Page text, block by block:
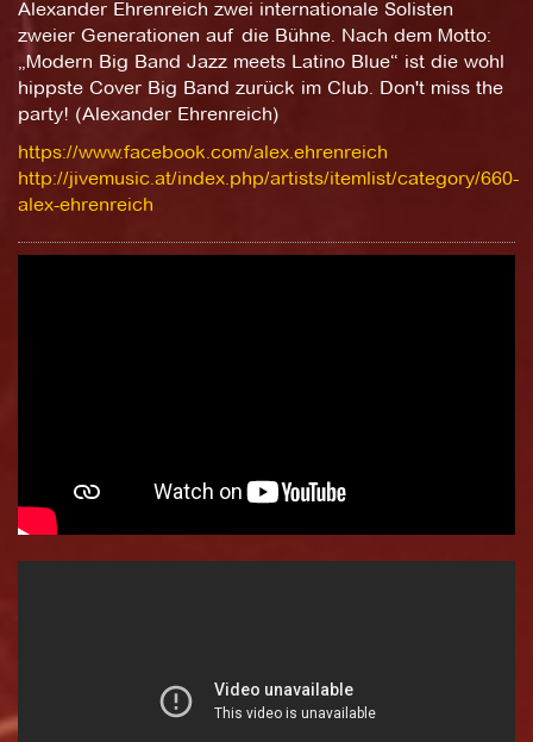
Alexander Ehrenreich zwei internationale Solisten
zweier Generationen auf die Bühne. Nach dem Motto:
„Modern Big Band Jazz meets Latino Blue“ ist die wohl
hippste Cover Big Band zurück im Club. Don't miss the
party! (Alexander Ehrenreich)
https://www.facebook.com/alex.ehrenreich
http://jivemusic.at/index.php/artists/itemlist/category/660-
alex-ehrenreich